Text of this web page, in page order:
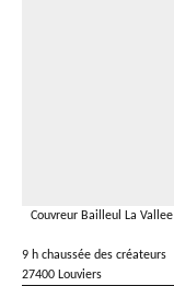
Couvreur Bailleul La Vallee
9 h chaussée des créateurs
27400 Louviers